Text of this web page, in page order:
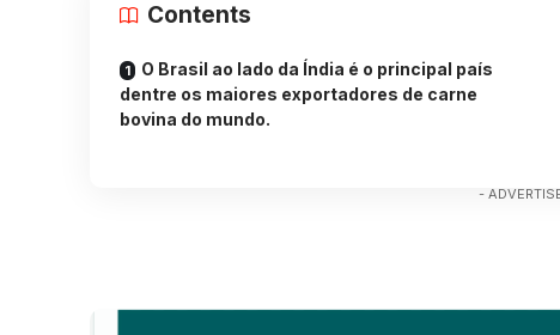
Contents
O Brasil ao lado da Índia é o principal país
dentre os maiores exportadores de carne
bovina do mundo.
-